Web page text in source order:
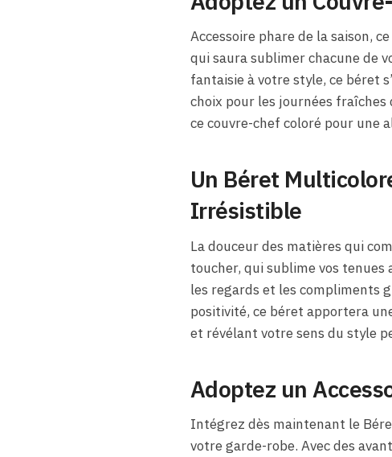
Accessoire phare de la saison, ce
qui saura sublimer chacune de
fantaisie à votre style, ce béret
choix pour les journées
ce couvre-chef coloré pour une
Un Béret
Irrésistible
La douceur des matières qui
toucher, qui sublime vos tenues
les regards et les compliments
positivité, ce béret apportera
et révélant votre sens du style
Adoptez un
Intégrez dès maintenant le
votre garde-robe. Avec des